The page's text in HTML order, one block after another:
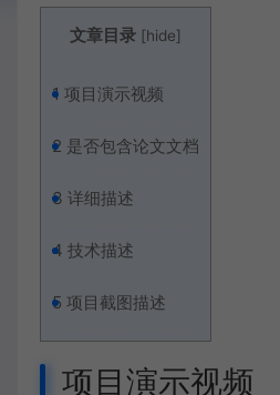
文章目录 [hide]
1 项目演示视频
2 是否包含论文文档
3 详细描述
4 技术描述
5 项目截图描述
项目演示视频